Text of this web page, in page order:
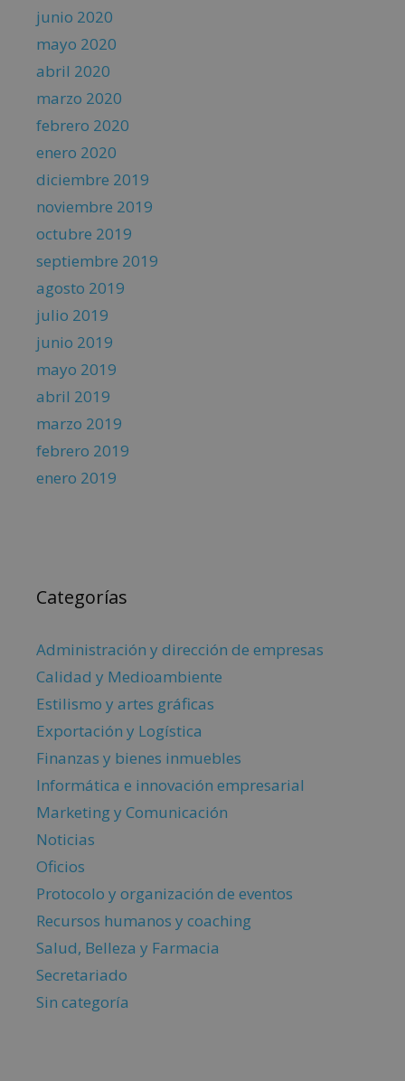
junio 2020
mayo 2020
abril 2020
marzo 2020
febrero 2020
enero 2020
diciembre 2019
noviembre 2019
octubre 2019
septiembre 2019
agosto 2019
julio 2019
junio 2019
mayo 2019
abril 2019
marzo 2019
febrero 2019
enero 2019
Categorías
Administración y dirección de empresas
Calidad y Medioambiente
Estilismo y artes gráficas
Exportación y Logística
Finanzas y bienes inmuebles
Informática e innovación empresarial
Marketing y Comunicación
Noticias
Oficios
Protocolo y organización de eventos
Recursos humanos y coaching
Salud, Belleza y Farmacia
Secretariado
Sin categoría